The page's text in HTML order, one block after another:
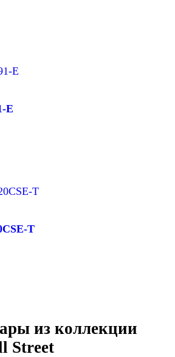
E
T
из коллекции
Street